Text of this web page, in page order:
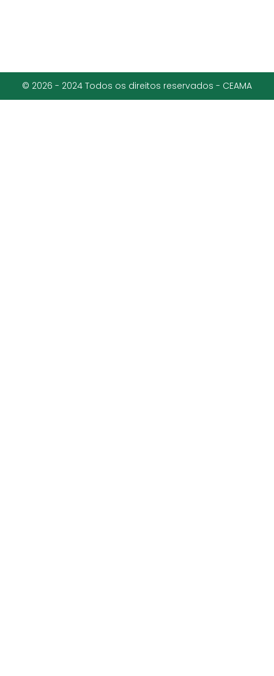
© 2026 - 2024 Todos os direitos reservados - CEAMA